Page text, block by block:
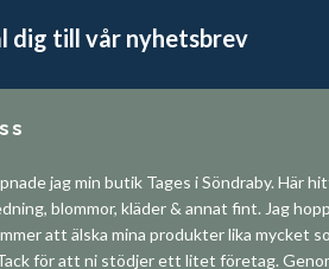
dig till vår nyhetsbrev
jag min butik Tages i Söndraby. Här
blommor, kläder & annat fint. Jag
att älska mina produkter lika mycket
för att ni stödjer ett litet företag.